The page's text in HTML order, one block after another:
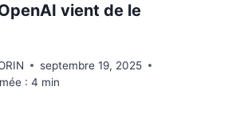
vient de le
septembre 19, 2025
: 4 min